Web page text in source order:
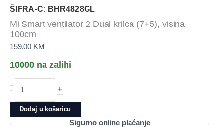
ŠIFRA-C: BHR4828GL
Mi Smart ventilator 2 Dual krilca (7+5), visina
100cm
159.00 KM
10000 na zalihi
-
Smart
ventilator
2
+
Dodaj u košaricu
Sigurno online plaćanje